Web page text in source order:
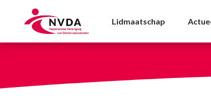
Radio-spotjeLidmaatschap